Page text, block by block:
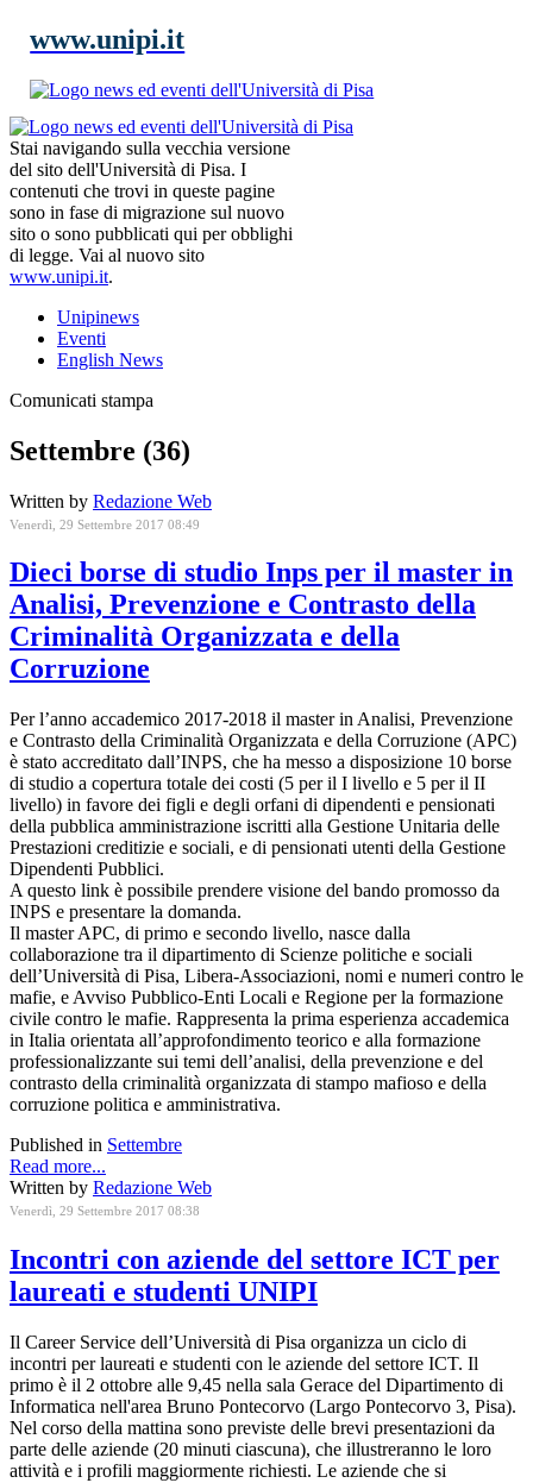
www.unipi.it
Stai navigando sulla vecchia versione
del sito dell'Università di Pisa. I
contenuti che trovi in queste pagine
sono in fase di migrazione sul nuovo
sito o sono pubblicati qui per obblighi
di legge. Vai al nuovo sito
www.unipi.it.
Unipinews
Eventi
English News
Comunicati stampa
Settembre (36)
Written by Redazione Web
Venerdì, 29 Settembre 2017 08:49
Dieci borse di studio Inps per il master in
Analisi, Prevenzione e Contrasto della
Criminalità Organizzata e della
Corruzione
Per l’anno accademico 2017-2018 il master in Analisi, Prevenzione
e Contrasto della Criminalità Organizzata e della Corruzione (APC)
è stato accreditato dall’INPS, che ha messo a disposizione 10 borse
di studio a copertura totale dei costi (5 per il I livello e 5 per il II
livello) in favore dei figli e degli orfani di dipendenti e pensionati
della pubblica amministrazione iscritti alla Gestione Unitaria delle
Prestazioni creditizie e sociali, e di pensionati utenti della Gestione
Dipendenti Pubblici.
A questo link è possibile prendere visione del bando promosso da
INPS e presentare la domanda.
Il master APC, di primo e secondo livello, nasce dalla
collaborazione tra il dipartimento di Scienze politiche e sociali
dell’Università di Pisa, Libera-Associazioni, nomi e numeri contro le
mafie, e Avviso Pubblico-Enti Locali e Regione per la formazione
civile contro le mafie. Rappresenta la prima esperienza accademica
in Italia orientata all’approfondimento teorico e alla formazione
professionalizzante sui temi dell’analisi, della prevenzione e del
contrasto della criminalità organizzata di stampo mafioso e della
corruzione politica e amministrativa.
Published in Settembre
Read more...
Written by Redazione Web
Venerdì, 29 Settembre 2017 08:38
Incontri con aziende del settore ICT per
laureati e studenti UNIPI
Il Career Service dell’Università di Pisa organizza un ciclo di
incontri per laureati e studenti con le aziende del settore ICT. Il
primo è il 2 ottobre alle 9,45 nella sala Gerace del Dipartimento di
Informatica nell'area Bruno Pontecorvo (Largo Pontecorvo 3, Pisa).
Nel corso della mattina sono previste delle brevi presentazioni da
parte delle aziende (20 minuti ciascuna), che illustreranno le loro
attività e i profili maggiormente richiesti. Le aziende che si